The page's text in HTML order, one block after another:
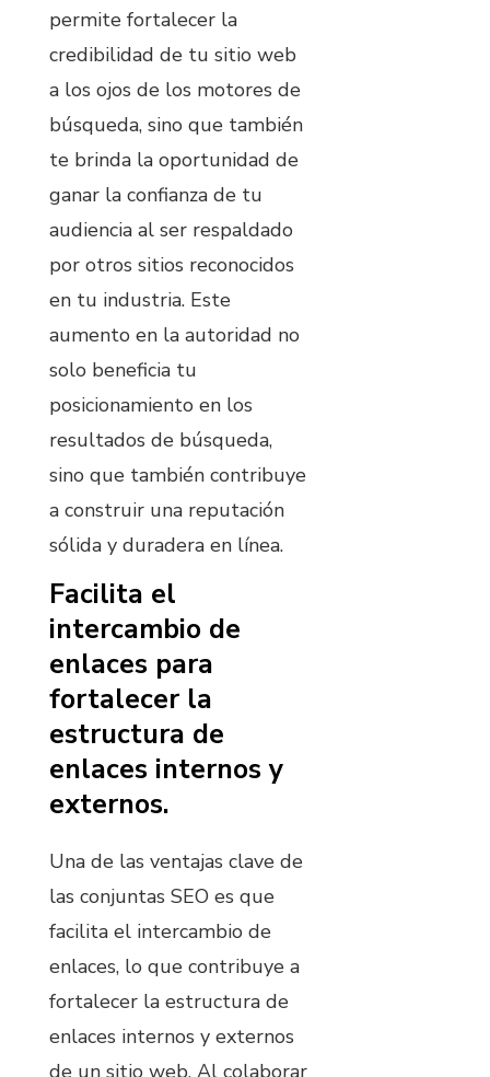
permite fortalecer la
credibilidad de tu sitio web
a los ojos de los motores de
búsqueda, sino que también
te brinda la oportunidad de
ganar la confianza de tu
audiencia al ser respaldado
por otros sitios reconocidos
en tu industria. Este
aumento en la autoridad no
solo beneficia tu
posicionamiento en los
resultados de búsqueda,
sino que también contribuye
a construir una reputación
sólida y duradera en línea.
Facilita el
intercambio de
enlaces para
fortalecer la
estructura de
enlaces internos y
externos.
Una de las ventajas clave de
las conjuntas SEO es que
facilita el intercambio de
enlaces, lo que contribuye a
fortalecer la estructura de
enlaces internos y externos
de un sitio web. Al colaborar